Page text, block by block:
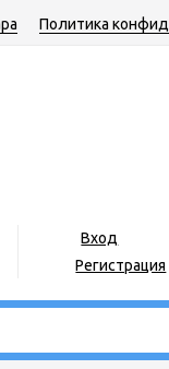
Политика
Вход
Регистрация